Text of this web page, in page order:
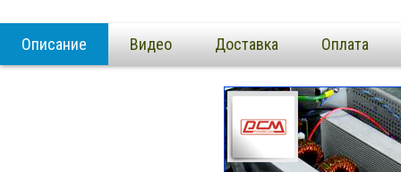
Описание Видео Доставка Оплата